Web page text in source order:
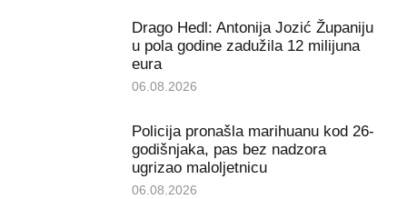
Drago Hedl: Antonija Jozić Županiju
u pola godine zadužila 12 milijuna
eura
06.08.2026
Policija pronašla marihuanu kod 26-
godišnjaka, pas bez nadzora
ugrizao maloljetnicu
06.08.2026